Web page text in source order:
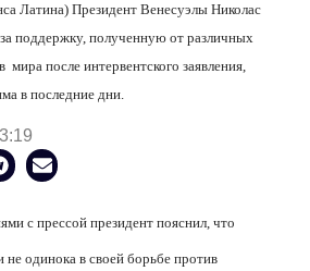
Латина) Президент Венесуэлы Николас
за поддержку, полученную от различных
мира после интервентского заявления,
в последние дни.
с прессой президент пояснил, что
одинока в своей борьбе против